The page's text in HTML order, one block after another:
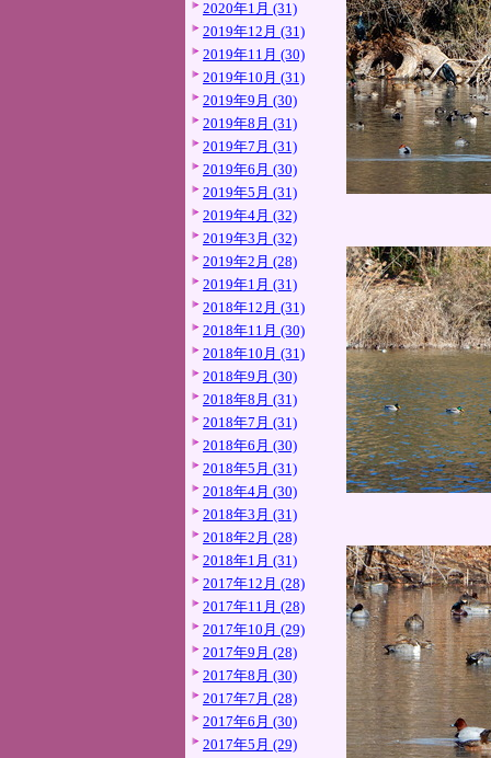
2020年1月 (31)
2019年12月 (31)
2019年11月 (30)
2019年10月 (31)
2019年9月 (30)
2019年8月 (31)
2019年7月 (31)
2019年6月 (30)
2019年5月 (31)
2019年4月 (32)
2019年3月 (32)
2019年2月 (28)
2019年1月 (31)
2018年12月 (31)
2018年11月 (30)
2018年10月 (31)
2018年9月 (30)
2018年8月 (31)
2018年7月 (31)
2018年6月 (30)
2018年5月 (31)
2018年4月 (30)
2018年3月 (31)
2018年2月 (28)
2018年1月 (31)
2017年12月 (28)
2017年11月 (28)
2017年10月 (29)
2017年9月 (28)
2017年8月 (30)
2017年7月 (28)
2017年6月 (30)
2017年5月 (29)